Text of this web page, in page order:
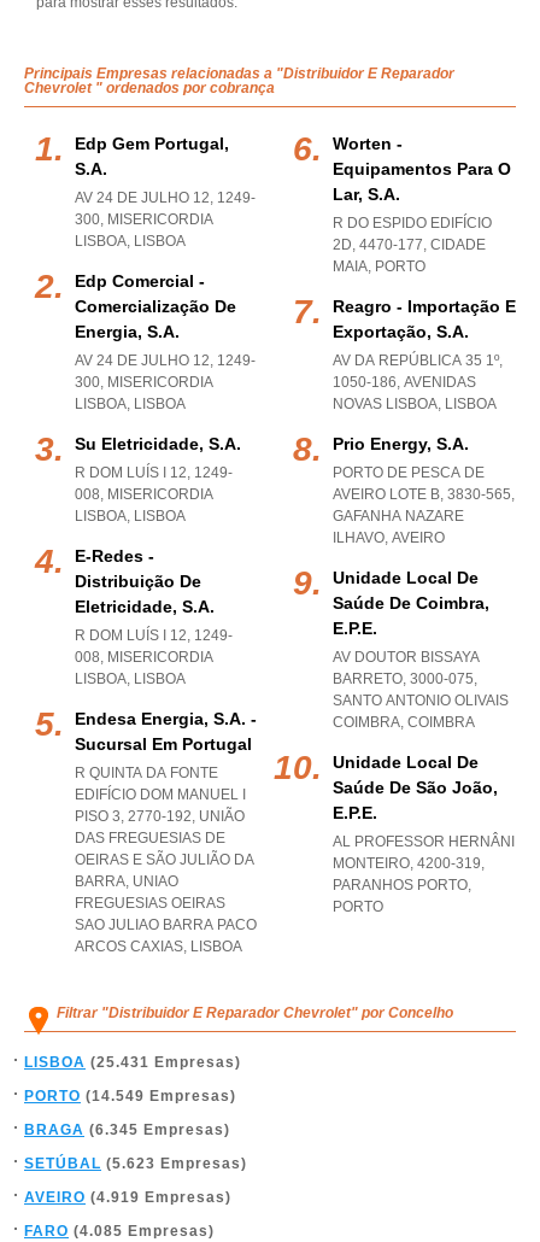
Principais Empresas relacionadas a "Distribuidor E Reparador
Chevrolet " ordenados por cobrança
Edp Gem Portugal,
S.a.
AV 24 DE JULHO 12, 1249-
300, MISERICORDIA
LISBOA, LISBOA
Edp Comercial -
Comercialização De
Energia, S.a.
AV 24 DE JULHO 12, 1249-
300, MISERICORDIA
LISBOA, LISBOA
Su Eletricidade, S.a.
R DOM LUÍS I 12, 1249-
008, MISERICORDIA
LISBOA, LISBOA
E-Redes -
Distribuição De
Eletricidade, S.a.
R DOM LUÍS I 12, 1249-
008, MISERICORDIA
LISBOA, LISBOA
Endesa Energia, S.a. -
Sucursal Em Portugal
R QUINTA DA FONTE
EDIFÍCIO DOM MANUEL I
PISO 3, 2770-192, UNIÃO
DAS FREGUESIAS DE
OEIRAS E SÃO JULIÃO DA
BARRA, UNIAO
FREGUESIAS OEIRAS
SAO JULIAO BARRA PACO
ARCOS CAXIAS, LISBOA
Worten -
Equipamentos Para O
Lar, S.a.
R DO ESPIDO EDIFÍCIO
2D, 4470-177, CIDADE
MAIA, PORTO
Reagro - Importação E
Exportação, S.a.
AV DA REPÚBLICA 35 1º,
1050-186, AVENIDAS
NOVAS LISBOA, LISBOA
Prio Energy, S.a.
PORTO DE PESCA DE
AVEIRO LOTE B, 3830-565,
GAFANHA NAZARE
ILHAVO, AVEIRO
Unidade Local De
Saúde De Coimbra,
E.p.e.
AV DOUTOR BISSAYA
BARRETO, 3000-075,
SANTO ANTONIO OLIVAIS
COIMBRA, COIMBRA
Unidade Local De
Saúde De São João,
E.p.e.
AL PROFESSOR HERNÂNI
MONTEIRO, 4200-319,
PARANHOS PORTO,
PORTO
Filtrar "Distribuidor E Reparador Chevrolet" por Concelho
LISBOA (25.431 Empresas)
PORTO (14.549 Empresas)
BRAGA (6.345 Empresas)
SETÚBAL (5.623 Empresas)
AVEIRO (4.919 Empresas)
FARO (4.085 Empresas)